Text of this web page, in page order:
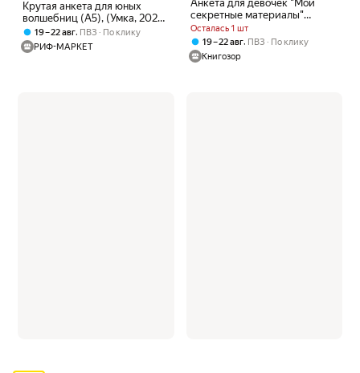
Крутая анкета для юных
волшебниц (А5), (Умка, 2023),
Обл, c.32
19 – 22 авг, ПВЗ
По клику
РИФ-МАРКЕТ
Анкета для девочек "Мои
секретные материалы"
Любимый щенок (Омега)
Осталась 1 шт
19 – 22 авг, ПВЗ
По клику
Книгозор